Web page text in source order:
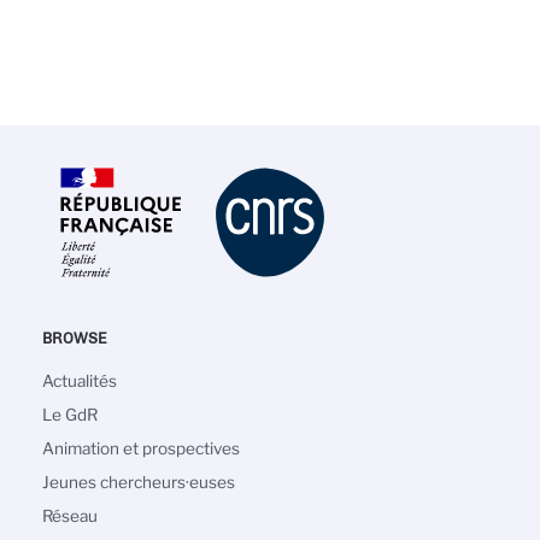
BROWSE
Navigation
principale
Actualités
Le GdR
Animation et prospectives
Jeunes chercheurs·euses
Réseau